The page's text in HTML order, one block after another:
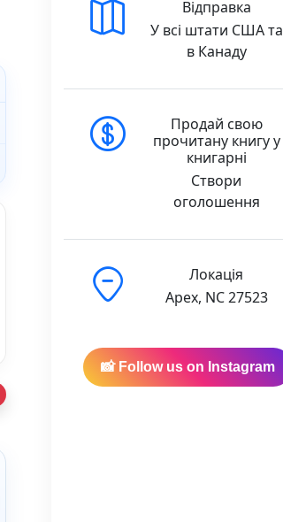
Відправка
У всі штати США та
в Канаду
Продай свою
прочитану книгу у
книгарні
Створи
оголошення
Локація
Apex, NC 27523
📸 Follow us on Instagram